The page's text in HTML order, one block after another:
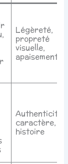
Légèreté,
propreté
visuelle,
apaisement
Authenticité,
caractère,
histoire